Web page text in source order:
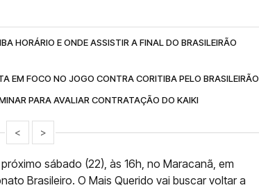
HORÁRIO E ONDE ASSISTIR A FINAL DO BRASILEIRÃO
EM FOCO NO JOGO CONTRA CORITIBA PELO BRASILEIRÃO
PARA AVALIAR CONTRATAÇÃO DO KAIKI
< >
sábado (22), às 16h, no Maracanã, em
Brasileiro. O Mais Querido vai buscar voltar a